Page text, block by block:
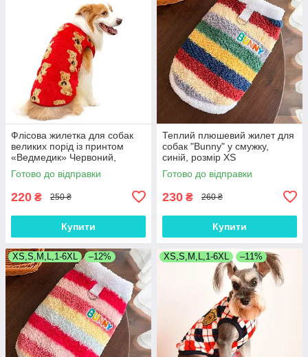
Флісова жилетка для собак
великих порід із принтом
«Ведмедик» Червоний,
розмір XS
Готово до відправки
220 ₴ 250 ₴
Купити
Теплий плюшевий жилет для
собак "Bunny" у смужку,
синій, розмір XS
Готово до відправки
230 ₴ 260 ₴
Купити
XS,S,M,L,1-6XL –12% XS,S,M,L,1-6XL –11%